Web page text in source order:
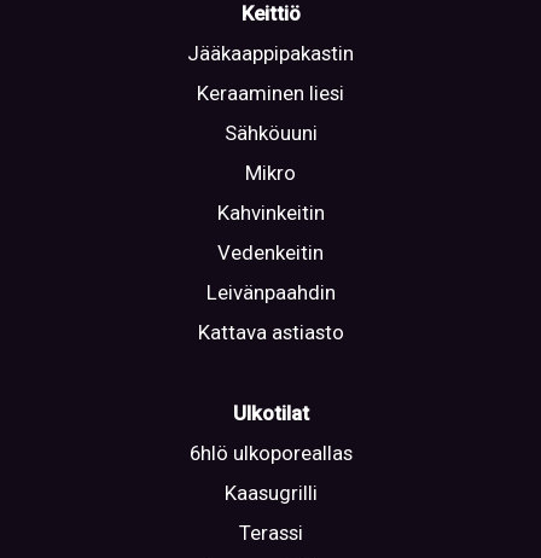
Keittiö
Jääkaappipakastin
Keraaminen liesi
Sähköuuni
Mikro
Kahvinkeitin
Vedenkeitin
Leivänpaahdin
Kattava astiasto
Ulkotilat
6hlö ulkoporeallas
Kaasugrilli
Terassi